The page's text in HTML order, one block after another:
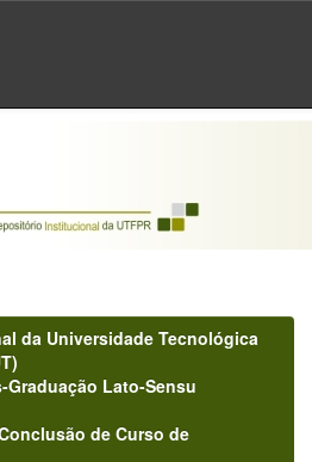
da Universidade Tecnológica
Graduação Lato-Sensu
de Curso de